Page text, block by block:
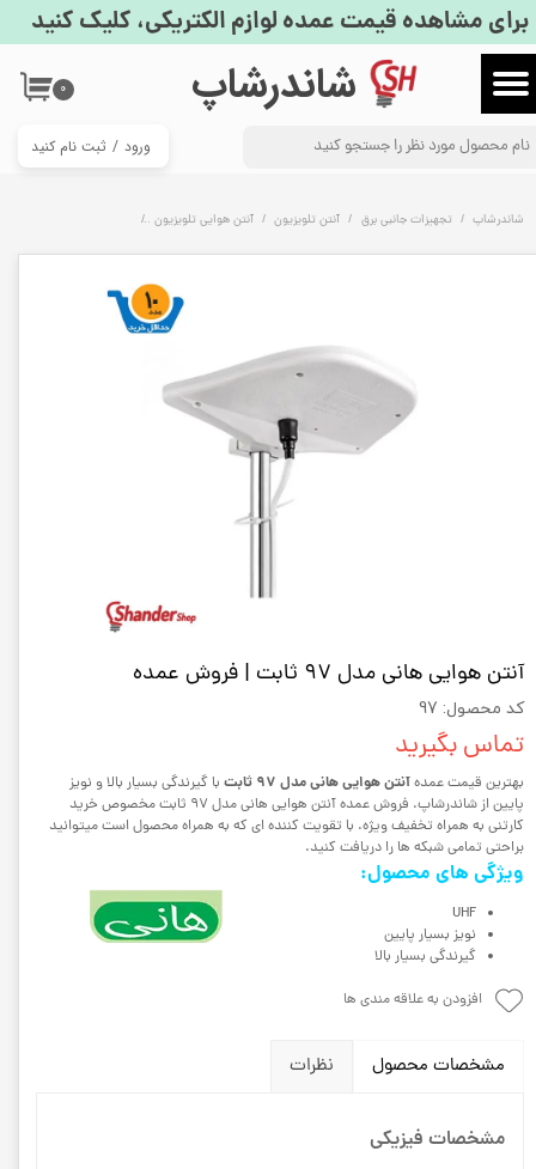
​شاندرشاپ
ورود / ثبت نام کنید
حساب کاربری من
تغییر گذر واژه
سفارشات
خروج از حساب کاربری
۰
برای مشاهده قیمت عمده لوازم الکتریکی، کلیک کنید
شاندرشاپ تجهیزات جانبی برق آنتن تلویزیون آنتن هوایی تلویزیون
آنتن هوایی هانی مدل 97 ثابت | فروش عمده
کد محصول: 97
تماس بگیرید
بهترین قیمت عمدهآنتن هوایی هانی مدل 97 ثابت
با گیرندگی بسیار بالا و نویز
پایین از شاندرشاپ. فروش عمده آنتن هوایی هانی مدل 97 ثابت مخصوص خرید
کارتنی به همراه تخفیف ویژه. با تقویت کننده ای که به همراه محصول است میتوانید
براحتی تمامی شبکه ها را دریافت کنید.
ویژگی های محصول:
UHF
نویز بسیار پایین
گیرندگی بسیار بالا
افزودن به علاقه مندی ها
مشخصات محصول نظرات
مشخصات فیزیکی